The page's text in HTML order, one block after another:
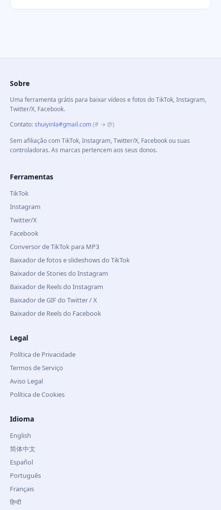
Sobre
Uma ferramenta grátis para baixar vídeos e fotos do TikTok, Instagram,
Twitter/X, Facebook.
Contato:shuiyinla#gmail.com(# → @)
Sem afiliação com TikTok, Instagram, Twitter/X, Facebook ou suas
controladoras. As marcas pertencem aos seus donos.
Ferramentas
TikTok
Instagram
Twitter/X
Facebook
Conversor de TikTok para MP3
Baixador de fotos e slideshows do TikTok
Baixador de Stories do Instagram
Baixador de Reels do Instagram
Baixador de GIF do Twitter / X
Baixador de Reels do Facebook
Legal
Política de Privacidade
Termos de Serviço
Aviso Legal
Política de Cookies
Idioma
English
简体中文
Español
Português
Français
हिन्दी